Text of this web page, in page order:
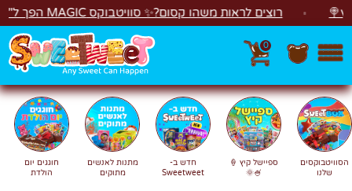
דלג רוצים לראות משהו קסום?✨ סוויטבוקס MAGIC הפך ל"מכונת משחקים"! 🎁🕹️
0
חפשחיפוש
הסוויטבוקסים
שלנו
ספיישל קיץ 🍦
🍧🌞
חדש ב-
Sweetweet
מתנות לאנשים
מתוקים
חוגגים יום
הולדת